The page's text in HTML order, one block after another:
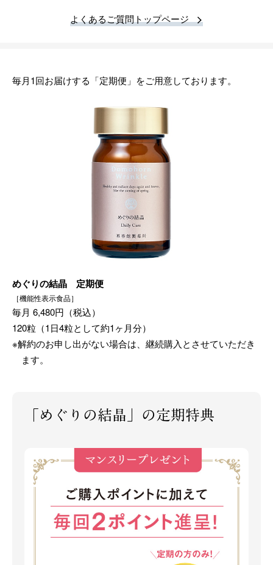
よくあるご質問トップページ
毎月1回お届けする「定期便」をご用意しております。
めぐりの結晶 定期便
［機能性表示食品］
毎月 6,480円（税込）
120粒（1日4粒として約1ヶ月分）
※解約のお申し出がない場合は、継続購入とさせていただき
ます。
「めぐりの結晶」の定期特典